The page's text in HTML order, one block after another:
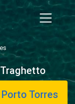
Porto Torres